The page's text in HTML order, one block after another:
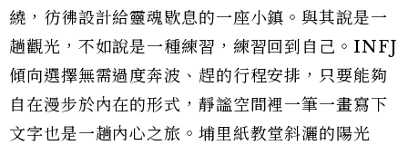
繞，彷彿設計給靈魂歇息的一座小鎮。與其說是一
趟觀光，不如說是一種練習，練習回到自己。INFJ
傾向選擇無需過度奔波、趕的行程安排，只要能夠
自在漫步於內在的形式，靜謐空間裡一筆一畫寫下
文字也是一趟內心之旅。埔里紙教堂斜灑的陽光